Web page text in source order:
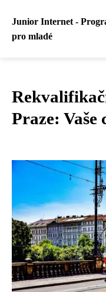
Junior Internet -
pro mladé
Praze: Vaše